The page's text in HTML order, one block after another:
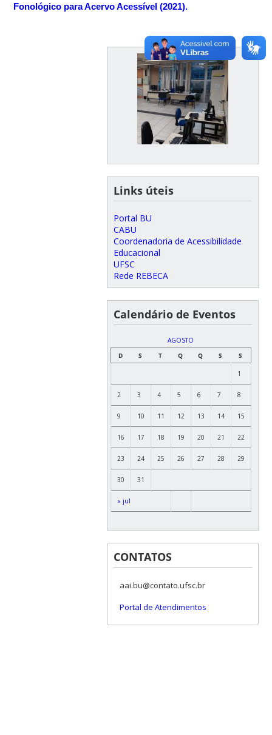
Fonológico para Acervo Acessível (2021).
Links úteis
Portal BU
CABU
Coordenadoria de Acessibilidade
Educacional
UFSC
Rede REBECA
Calendário de Eventos
AGOSTO
D
S T Q Q S S
« jul
1
2 3 4 5 6 7 8
9 10 11 12 13 14 15
16 17 18 19 20 21 22
23 24 25 26 27 28 29
30 31
CONTATOS
aai.bu@contato.ufsc.br
Portal de Atendimentos